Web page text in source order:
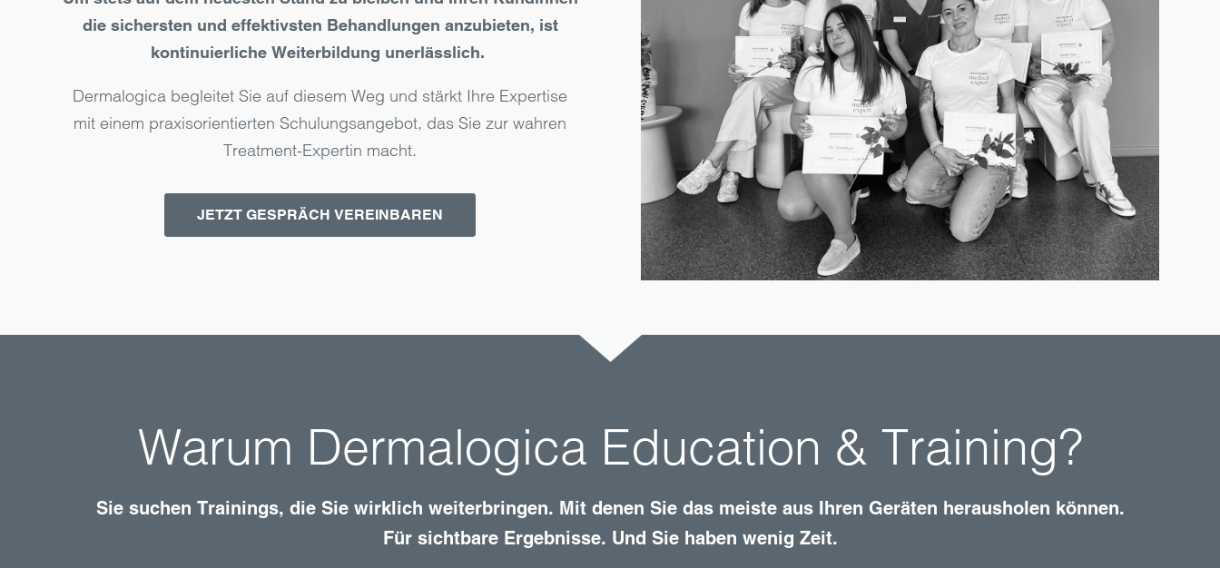
die sichersten und effektivsten Behand­lungen anzu­bieten, ist
kontinu­ierliche Weiter­bildung uner­lässlich.
Dermalogica begleitet Sie auf diesem Weg und stärkt Ihre Expertise
mit einem praxis­orientierten Schulungs­angebot, das Sie zur wahren
Treatment-Expertin macht.
JETZT GESPRÄCH VEREINBAREN
Warum Dermalogica Education & Training?
Sie suchen Trainings, die Sie wirklich weiterbringen. Mit denen Sie das meiste aus Ihren Geräten herausholen können.
Für sichtbare Ergebnisse. Und Sie haben wenig Zeit.